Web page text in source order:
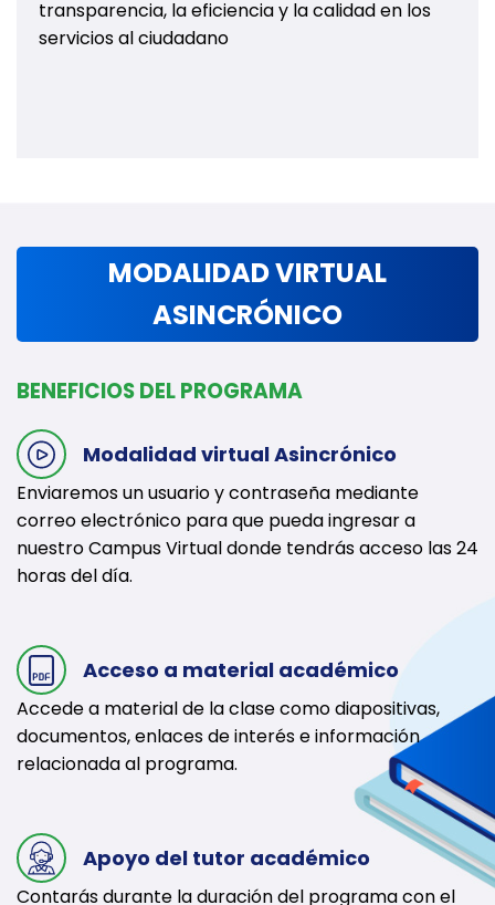
transparencia, la eficiencia y la calidad en los
servicios al ciudadano
MODALIDAD VIRTUAL
ASINCRÓNICO
BENEFICIOS DEL PROGRAMA
Modalidad virtual Asincrónico
Enviaremos un usuario y contraseña mediante
correo electrónico para que pueda ingresar a
nuestro Campus Virtual donde tendrás acceso las 24
horas del día.
Acceso a material académico
Accede a material de la clase como diapositivas,
documentos, enlaces de interés e información
relacionada al programa.
Apoyo del tutor académico
Contarás durante la duración del programa con el